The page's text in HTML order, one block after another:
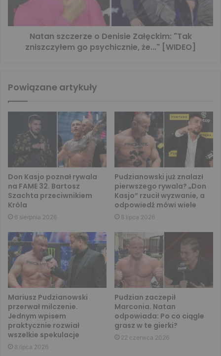
Natan szczerze o Denisie Załęckim: "Tak
zniszczyłem go psychicznie, że..." [WIDEO]
Powiązane artykuły
Don Kasjo poznał rywala
na FAME 32. Bartosz
Szachta przeciwnikiem
Króla
6 sierpnia 2026
Pudzianowski już znalazł
pierwszego rywala? „Don
Kasjo” rzucił wyzwanie, a
odpowiedź mówi wiele
8 lipca 2026
Mariusz Pudzianowski
przerwał milczenie.
Jednym wpisem
praktycznie rozwiał
wszelkie spekulacje
8 lipca 2026
Pudzian zaczepił
Marconia. Natan
odpowiada: Po co ciągle
grasz w te gierki?
22 czerwca 2026